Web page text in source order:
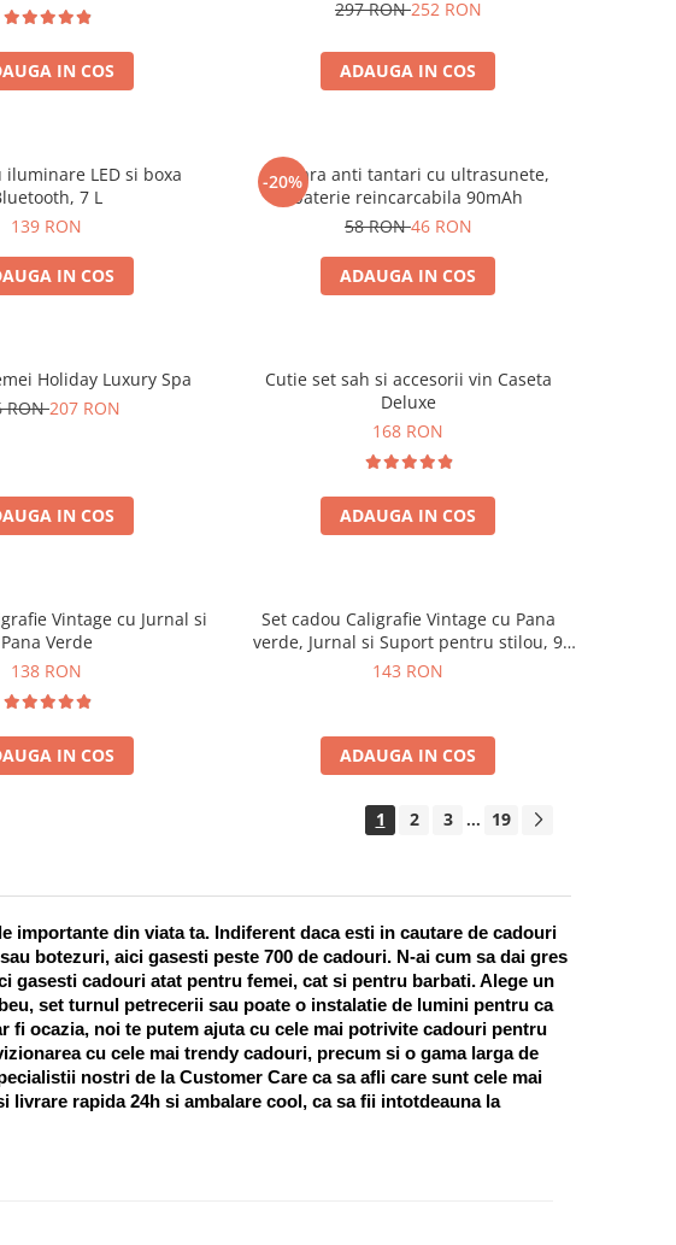
IN COS
297 RON252 RON
ADAUGA IN COS
iluminare LED si boxa
7 L
139 RON
IN COS
-20%
Bratara anti tantari cu ultrasunete,
baterie reincarcabila 90mAh
58 RON46 RON
ADAUGA IN COS
Holiday Luxury Spa
RON207 RON
IN COS
Cutie set sah si accesorii vin Caseta
Deluxe
168 RON
ADAUGA IN COS
Vintage cu Jurnal si
Pana Verde
138 RON
IN COS
Set cadou Caligrafie Vintage cu Pana
verde, Jurnal si Suport pentru stilou, 9
piese
143 RON
ADAUGA IN COS
1 2 3 ... 19
importante din viata ta. Indiferent daca esti in cautare de cadouri
botezuri, aici gasesti peste 700 de cadouri. N-ai cum sa dai gres
gasesti cadouri atat pentru femei, cat si pentru barbati. Alege un
set turnul petrecerii sau poate o instalatie de lumini pentru ca
fi ocazia, noi te putem ajuta cu cele mai potrivite cadouri pentru
cu cele mai trendy cadouri, precum si o gama larga de
nostri de la Customer Care ca sa afli care sunt cele mai
rapida 24h si ambalare cool, ca sa fii intotdeauna la